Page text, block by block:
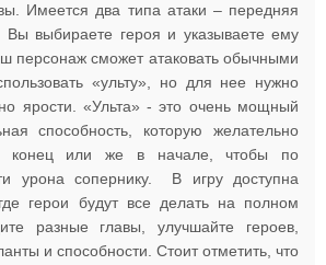
Имеется два типа атаки – передняя
Вы выбираете героя и указываете ему
персонаж сможет атаковать обычными
«ульту», но для нее нужно
ярости. «Ульта» - это очень мощный
способность, которую желательно
конец или же в начале, чтобы по
урона сопернику. В игру доступна
герои будут все делать на полном
разные главы, улучшайте героев,
и способности. Стоит отметить, что